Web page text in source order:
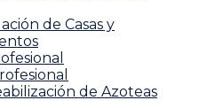
de Casas y
de Azoteas